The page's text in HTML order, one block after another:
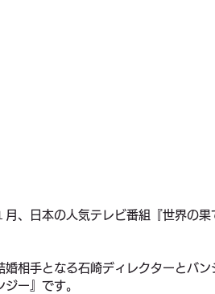
月、日本の人気テレビ番組『世界の
婚相手となる石崎ディレクターとバ
ー』です。